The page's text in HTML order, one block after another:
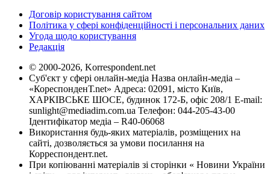
Договір користування сайтом
Політика у сфері конфіденційності і персональних даних
Угода щодо користування
Редакція
© 2000-2026, Korrespondent.net
Суб'єкт у сфері онлайн-медіа Назва онлайн-медіа –
«КореспонденТ.net» Адреса: 02091, місто Київ,
ХАРКІВСЬКЕ ШОСЕ, будинок 172-Б, офіс 208/1 E-mail:
sunlight@mediadim.com.ua Телефон: 044-205-43-00
Ідентифікатор медіа – R40-06068
Використання будь-яких матеріалів, розміщених на
сайті, дозволяється за умови посилання на
Корреспондент.net.
При копіюванні матеріалів зі сторінки « Новини України